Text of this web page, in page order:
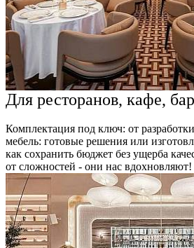
Для ресторанов, кафе,
Комплектация под ключ: от
мебель: готовые решения или
как сохранить бюджет без ущерба
от сложностей - они нас вдохновляют!